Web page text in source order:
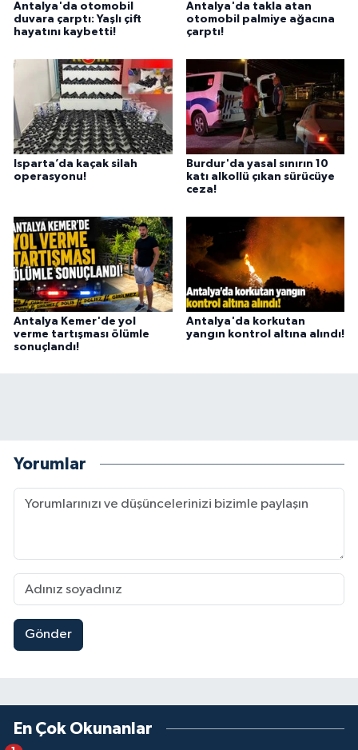
Antalya'da otomobil
duvara çarptı: Yaşlı çift
hayatını kaybetti!
Antalya'da takla atan
otomobil palmiye ağacına
çarptı!
Isparta’da kaçak silah
operasyonu!
Burdur'da yasal sınırın 10
katı alkollü çıkan sürücüye
ceza!
Antalya Kemer'de yol
verme tartışması ölümle
sonuçlandı!
Antalya'da korkutan
yangın kontrol altına alındı!
Yorumlar
Gönder
En Çok Okunanlar